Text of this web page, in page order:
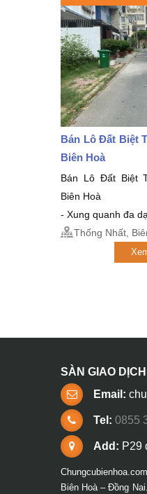
Bán Lô Đất Biệt
Biên Hoà
Bán Lô Đất Biệt
Biên Hoà
- Xung quanh đa
Thống Nhất,
SÀN GIAO
Email:
Tel: 0855
Add: P29
Biên Hoà – Đồng